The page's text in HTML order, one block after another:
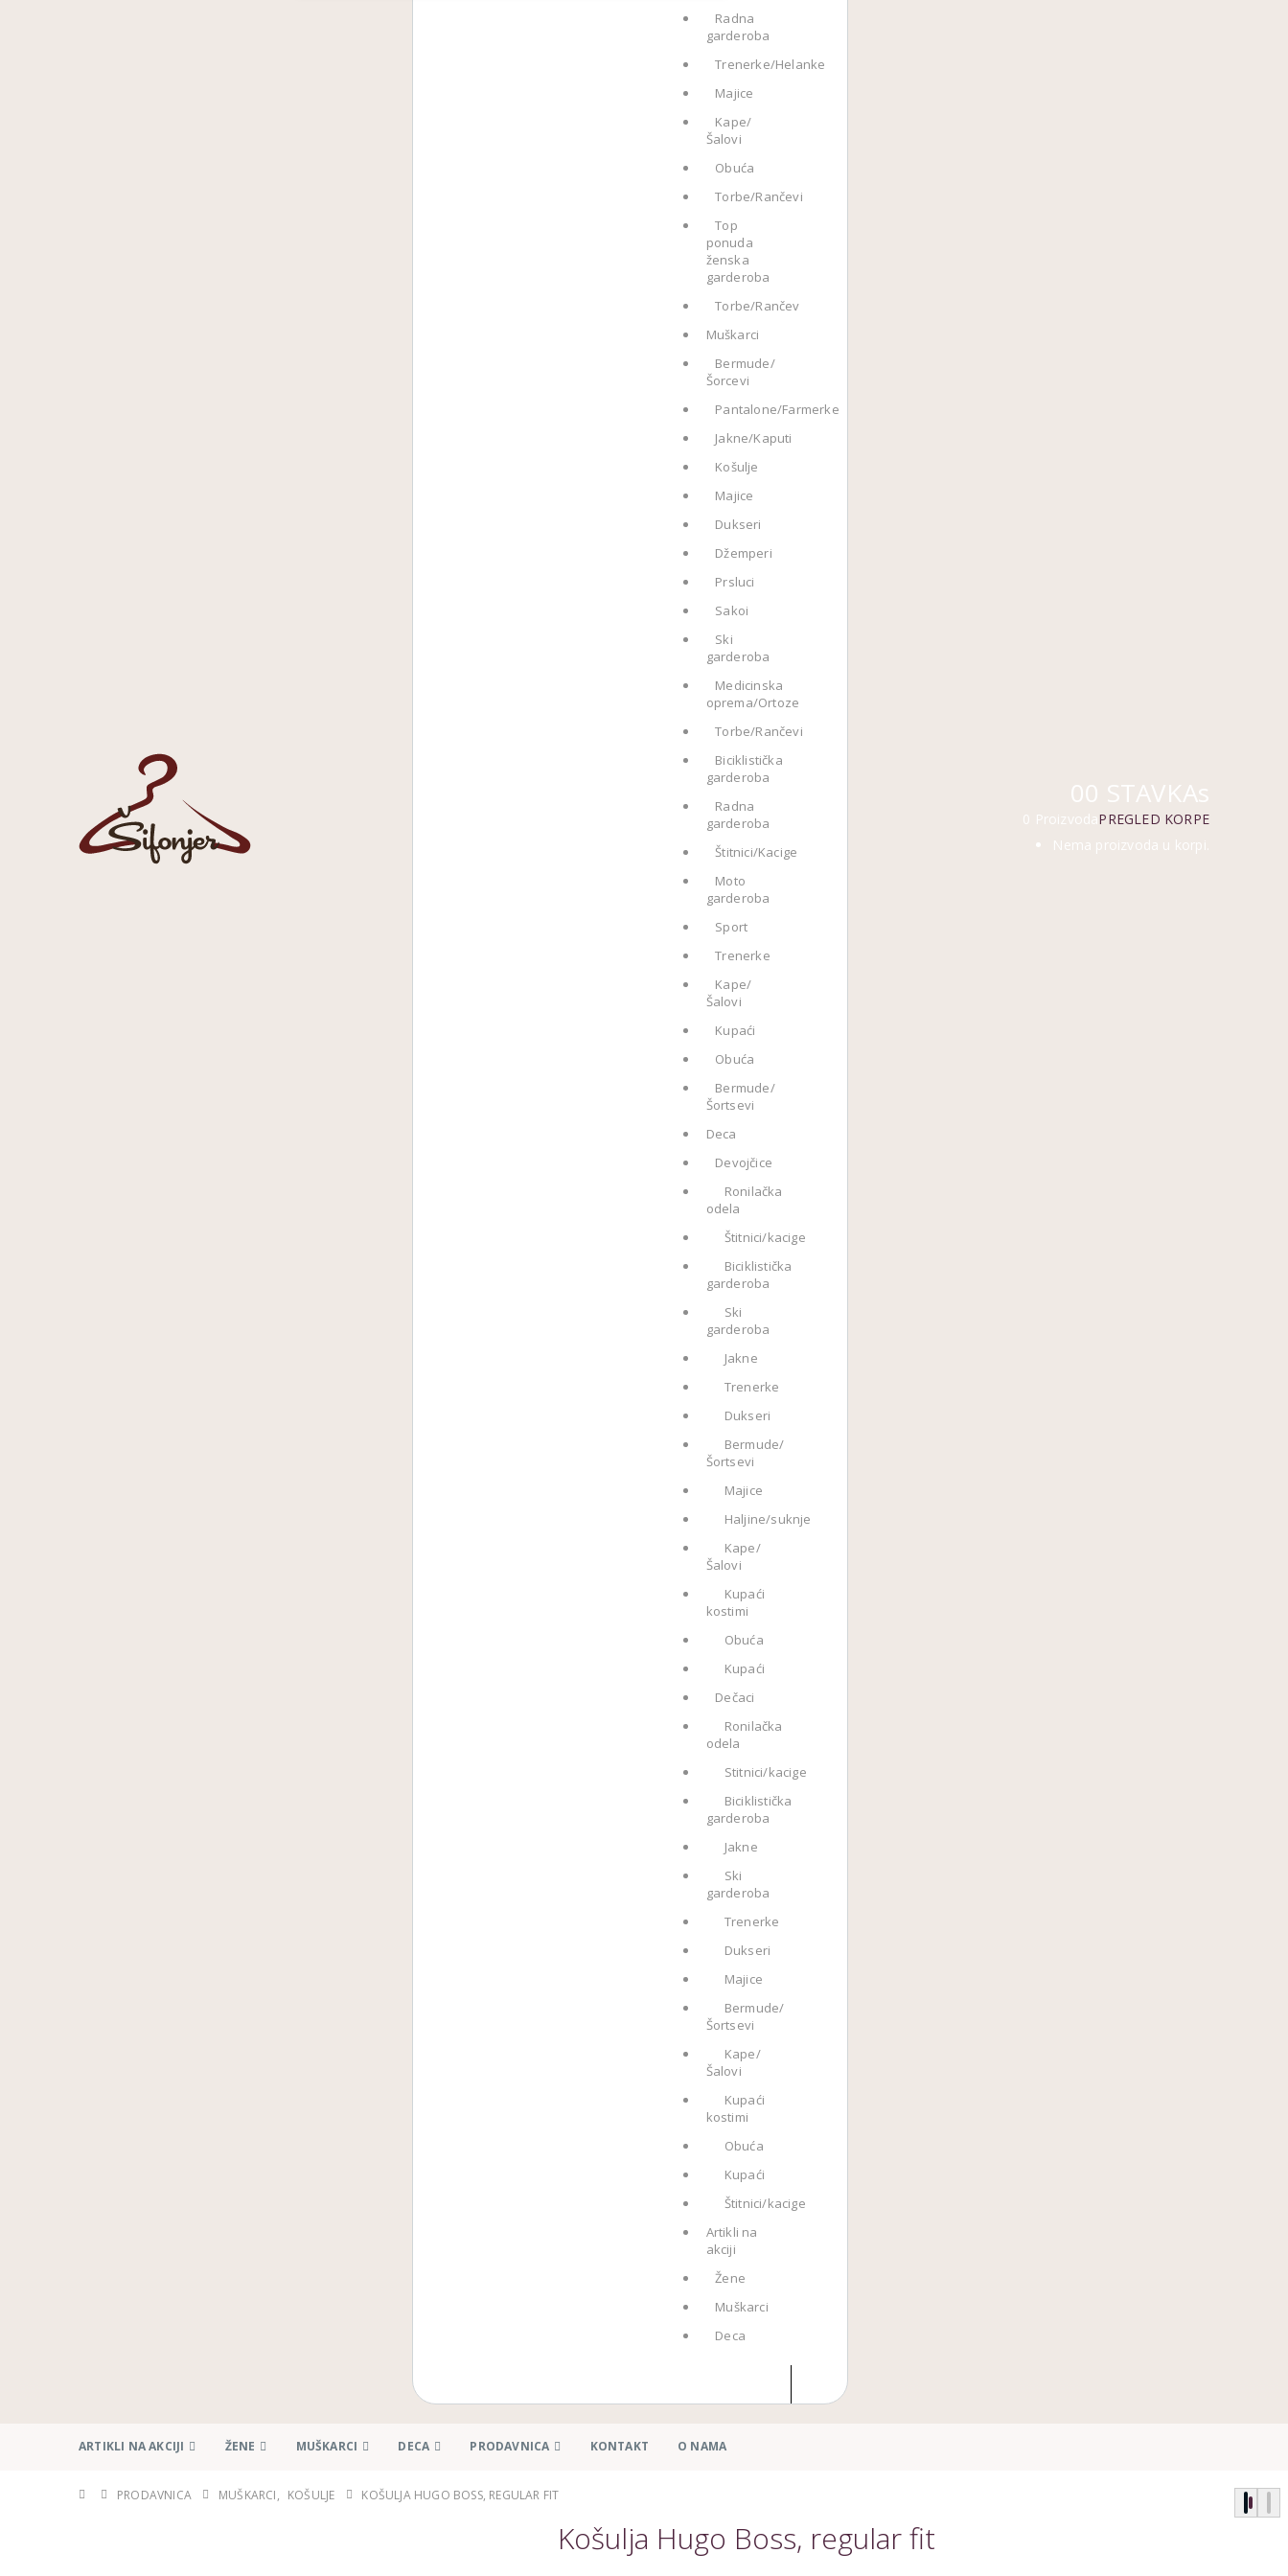
Radna
garderoba
Trenerke/Helanke
Majice
Kape/
Šalovi
Obuća
Torbe/Rančevi
Top
ponuda
ženska
garderoba
Torbe/Rančev
Muškarci
Bermude/
Šorcevi
Pantalone/Farmerke
Jakne/Kaputi
Košulje
Majice
Dukseri
Džemperi
Prsluci
Sakoi
Ski
garderoba
Medicinska
oprema/Ortoze
Torbe/Rančevi
Biciklistička
garderoba
Radna
garderoba
Štitnici/Kacige
Moto
garderoba
Sport
Trenerke
Kape/
Šalovi
Kupaći
Obuća
Bermude/
Šortsevi
Deca
Devojčice
Ronilačka
odela
Štitnici/kacige
Biciklistička
garderoba
Ski
garderoba
Jakne
Trenerke
Dukseri
Bermude/
Šortsevi
Majice
Haljine/suknje
Kape/
Šalovi
Kupaći
kostimi
Obuća
Kupaći
Dečaci
Ronilačka
odela
Stitnici/kacige
Biciklistička
garderoba
Jakne
Ski
garderoba
Trenerke
Dukseri
Majice
Bermude/
Šortsevi
Kape/
Šalovi
Kupaći
kostimi
Obuća
Kupaći
Štitnici/kacige
Artikli na
akciji
Žene
Muškarci
Deca
00 STAVKAs
0 ProizvodaPREGLED KORPE
Nema proizvoda u korpi.
ARTIKLI NA AKCIJI ŽENE MUŠKARCI DECA PRODAVNICA KONTAKT O NAMA
PRODAVNICA MUŠKARCI, KOŠULJE KOŠULJA HUGO BOSS, REGULAR FIT
Košulja Hugo Boss, regular fit